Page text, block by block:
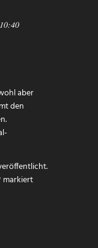
aber
den
markiert